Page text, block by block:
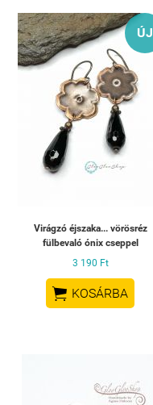
ÚJ
Virágzó éjszaka... vörösréz
fülbevaló ónix cseppel
3 190 Ft
 KOSÁRBA